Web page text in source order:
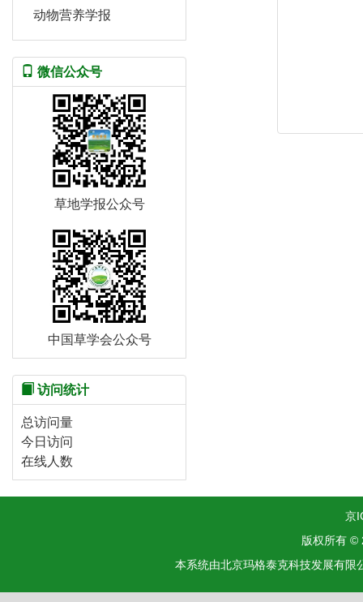
动物营养学报
微信公众号
草地学报公众号
中国草学会公众号
访问统计
总访问量
今日访问
在线人数
京
版权所有 ©
本系统由北京玛格泰克科技发展有